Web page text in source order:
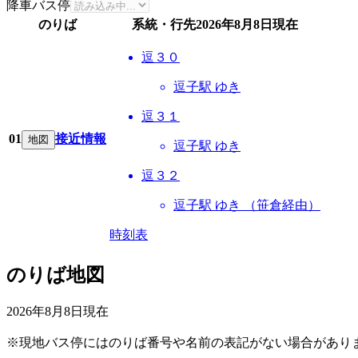
降車バス停
のりば
系統・行先2026年8月8日 現在
01 地図 接近情報
逗３０
逗子駅 ゆき
逗３１
逗子駅 ゆき
逗３２
逗子駅 ゆき （笹倉経由）
時刻表
のりば地図
2026年8月8日 現在
※現地バス停にはのりば番号や名前の表記がない場合があり